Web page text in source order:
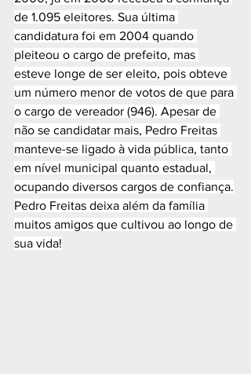
de 1.095 eleitores. Sua última
candidatura foi em 2004 quando
pleiteou o cargo de prefeito, mas
esteve longe de ser eleito, pois obteve
um número menor de votos de que para
o cargo de vereador (946). Apesar de
não se candidatar mais, Pedro Freitas
manteve-se ligado à vida pública, tanto
em nível municipal quanto estadual,
ocupando diversos cargos de confiança.
Pedro Freitas deixa além da família
muitos amigos que cultivou ao longo de
sua vida!